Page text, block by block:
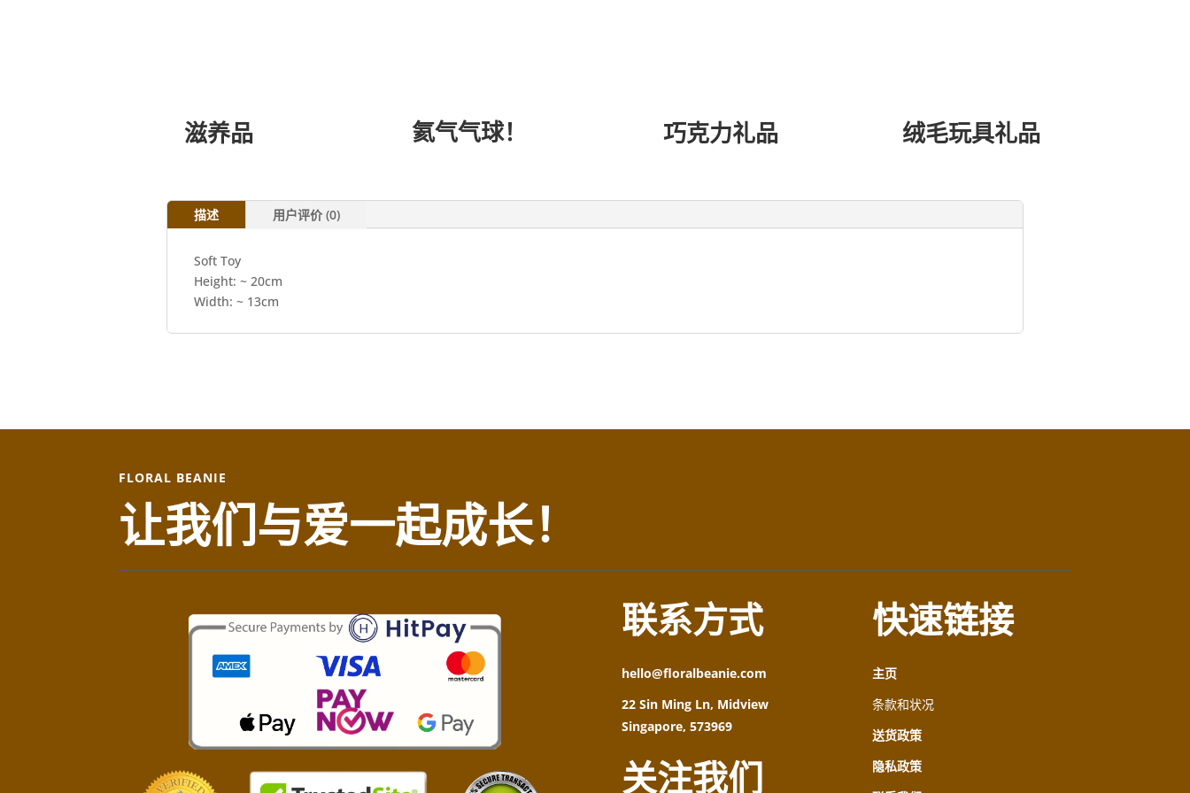
滋养品 氦气气球！ 巧克力礼品 绒毛玩具礼品
描述 用户评价 (0)
Soft Toy
Height: ~ 20cm
Width: ~ 13cm
FLORAL BEANIE
让我们与爱一起成长！
联系方式
hello@floralbeanie.com
22 Sin Ming Ln, Midview
Singapore, 573969
关注我们
快速链接
主页
条款和状况
送货政策
隐私政策